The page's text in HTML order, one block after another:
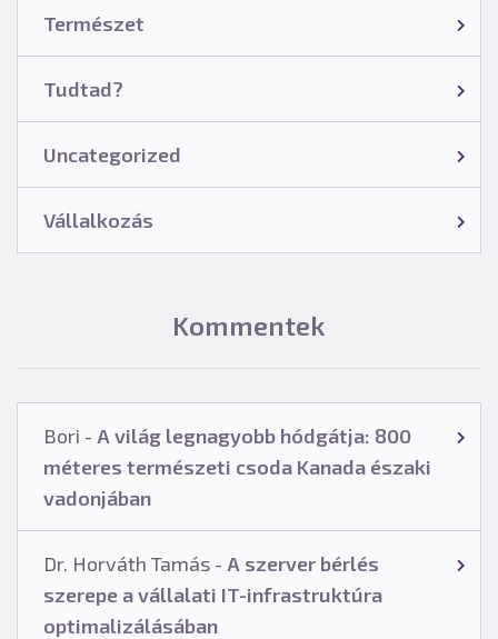
Természet
Tudtad?
Uncategorized
Vállalkozás
Kommentek
Bori - A világ legnagyobb hódgátja: 800
méteres természeti csoda Kanada északi
vadonjában
Dr. Horváth Tamás - A szerver bérlés
szerepe a vállalati IT-infrastruktúra
optimalizálásában